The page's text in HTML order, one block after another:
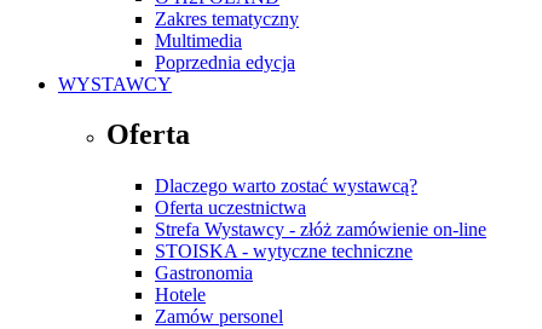
Zakres tematyczny
Multimedia
Poprzednia edycja
WYSTAWCY
Oferta
Dlaczego warto zostać wystawcą?
Oferta uczestnictwa
Strefa Wystawcy - złóż zamówienie on-line
STOISKA - wytyczne techniczne
Gastronomia
Hotele
Zamów personel